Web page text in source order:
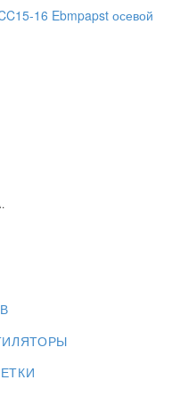
16 Ebmpapst осевой